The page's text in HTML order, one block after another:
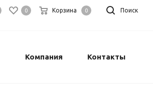
Поиск
0 Корзина 0
Компания Контакты